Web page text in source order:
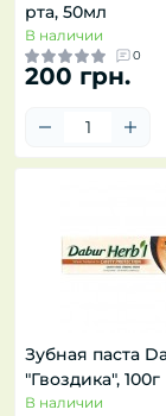
рта, 50мл
В наличии
0
200 грн.
Зубная паста
"Гвоздика", 100г
В наличии